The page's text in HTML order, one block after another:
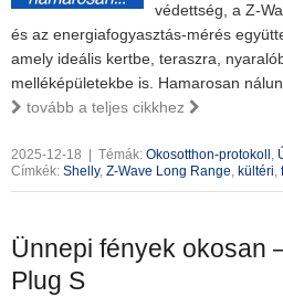
védettség, a Z-
és az energiafogyasztás-mérés
amely ideális kertbe, teraszra,
melléképületekbe is. Hamarosan
tovább a teljes cikkhez
2025-12-18 Témák: Okosotthon-protokoll ,
Címkék: Shelly, Z-Wave Long Range, kültéri,
Ünnepi fények okosan
Plug S